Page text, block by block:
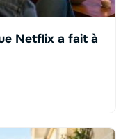
Netflix a fait à